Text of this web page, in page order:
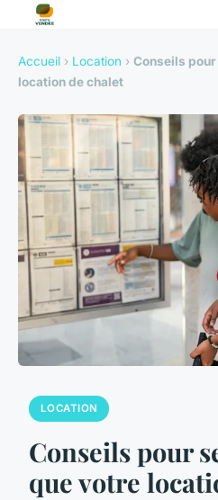
Accueil › Location › Conseils
location de chalet
LOCATION
Conseils pour
que votre